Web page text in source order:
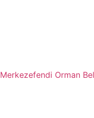
Merkezefendi Orman